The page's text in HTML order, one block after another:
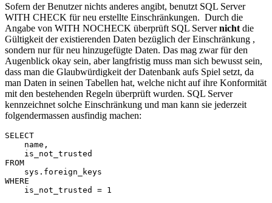
Sofern der Benutzer nichts anderes angibt, benutzt SQL Server
WITH CHECK für neu erstellte Einschränkungen. Durch die
Angabe von WITH NOCHECK überprüft SQL Servernicht die
Gültigkeit der existierenden Daten bezüglich der Einschränkung ,
sondern nur für neu hinzugefügte Daten. Das mag zwar für den
Augenblick okay sein, aber langfristig muss man sich bewusst sein,
dass man die Glaubwürdigkeit der Datenbank aufs Spiel setzt, da
man Daten in seinen Tabellen hat, welche nicht auf ihre Konformität
mit den bestehenden Regeln überprüft wurden. SQL Server
kennzeichnet solche Einschränkung und man kann sie jederzeit
folgendermassen ausfindig machen:
SELECT
    name,
    is_not_trusted
FROM
    sys.foreign_keys
WHERE
    is_not_trusted = 1